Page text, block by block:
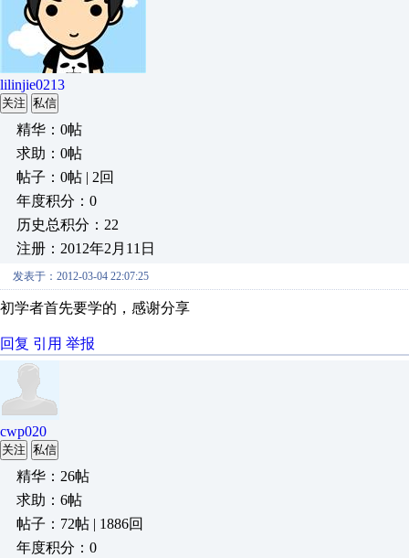
lilinjie0213
关注 私信
精华：0帖
求助：0帖
帖子：0帖 | 2回
年度积分：0
历史总积分：22
注册：2012年2月11日
发表于：2012-03-04 22:07:25
初学者首先要学的，感谢分享
回复 引用 举报
cwp020
关注 私信
精华：26帖
求助：6帖
帖子：72帖 | 1886回
年度积分：0